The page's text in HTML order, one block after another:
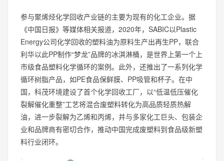
参与聚烯烃化学回收产业链的主要为现有的化工企业。据
《中国日报》等媒体相关报道，2020年，SABIC以Plastic
Energy公司化学回收的塑料油为原料生产出再生PP，联合
利华以此PP制作“梦龙”品牌的冰淇淋桶，是世界上第一个上
市级食品塑料化学循环的案例。此外，还推出了一系列化学
循环树脂产品，如PE食品保鲜膜、PP吸管和杯子。在中
国，科茂环境建设了首个化学回收工厂，以“低温低压催化
裂解催化重整”工艺将混合废塑料转化为高品质轻质热解
油，进一步裂解为乙烯和丙烯，并与多家化工巨头、包装企
业和品牌商有密切合作，推动中国完成废塑料到食品级新塑
料行业闭环。